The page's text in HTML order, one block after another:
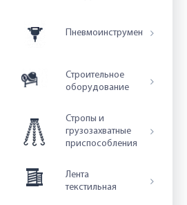
Пневмоинструмент
Строительное
оборудование
Стропы и
грузозахватные
приспособления
Лента
текстильная